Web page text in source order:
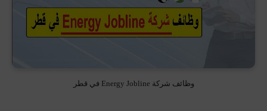
وظائف شركة Energy Jobline في قطر